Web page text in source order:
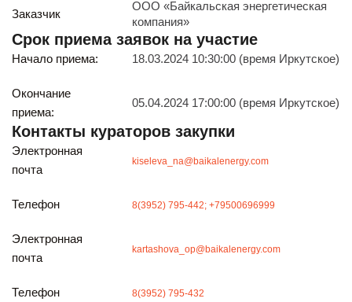
И бесплатно получайте ценную информацию
Будьте всегда в курсе
Подписаться
Заказчик
ООО «Байкальская энергетическая
компания»
Срок приема заявок на участие
Начало приема: 18.03.2024 10:30:00 (время Иркутское)
Окончание
приема:
05.04.2024 17:00:00 (время Иркутское)
Контакты кураторов закупки
Электронная
почта
kiseleva_na@baikalenergy.com
Телефон 8(3952) 795-442; +79500696999
Электронная
почта
kartashova_op@baikalenergy.com
Телефон 8(3952) 795-432